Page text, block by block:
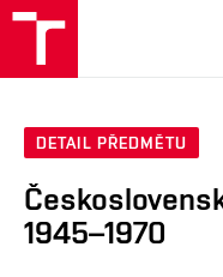
DETAIL PŘEDMĚTU
1945–1970